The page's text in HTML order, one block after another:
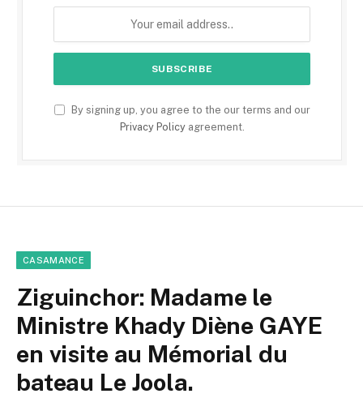
By signing up, you agree to the our terms and our
Privacy Policyagreement.
CASAMANCE
Ziguinchor: Madame le
Ministre Khady Diène GAYE
en visite au Mémorial du
bateau Le Joola.